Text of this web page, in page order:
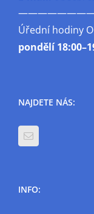
Úřední hodiny
pondělí
NAJDETE NÁS:
INFO: